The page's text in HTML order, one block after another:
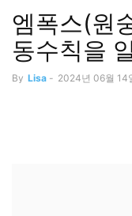
엠폭스(원
동수칙을
By Lisa - 2024년 06월 14